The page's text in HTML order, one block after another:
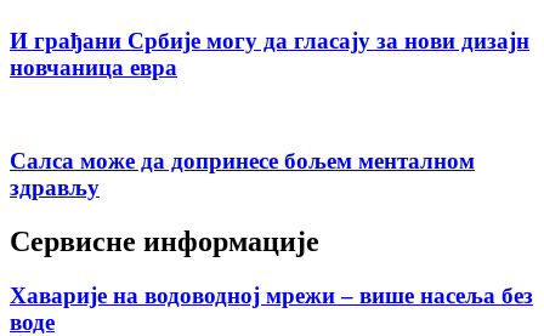
И грађани Србије могу да гласају за нови дизајн
новчаница евра
Салса може да допринесе бољем менталном
здрављу
Сервисне информације
Хаварије на водоводној мрежи – више насеља без
воде